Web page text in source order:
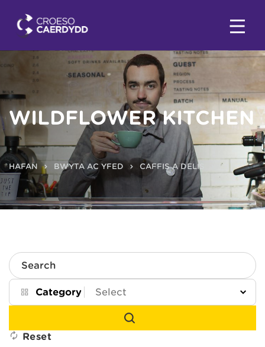
WILDFLOWER KITCHEN
HAFAN BWYTA AC YFED CAFFIS A DELIS
Search
Category
Reset